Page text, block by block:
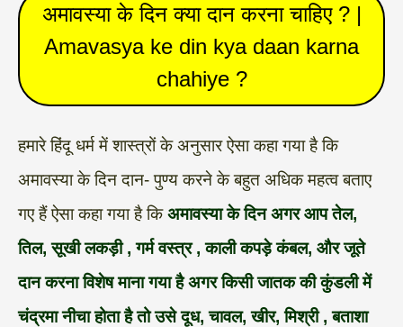
अमावस्या के दिन क्या दान करना चाहिए ? |
Amavasya ke din kya daan karna
chahiye ?
हमारे हिंदू धर्म में शास्त्रों के अनुसार ऐसा कहा गया है कि
अमावस्या के दिनदान- पुण्यकरने के बहुत अधिक महत्व बताए
गए हैं ऐसा कहा गया है किअमावस्या के दिन अगर आप तेल,
तिल, सूखी लकड़ी , गर्म वस्त्र , काली कपड़े कंबल, और जूते
दान करना विशेष माना गया है अगर किसी जातक की कुंडली में
चंद्रमा नीचा होता है तो उसे दूध, चावल, खीर, मिश्री , बताशा